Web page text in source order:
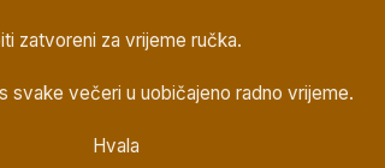
povodom blagdana
zatvoreni za vrijeme ručka.
svake večeri u uobičajeno radno vrijeme.
Hvala